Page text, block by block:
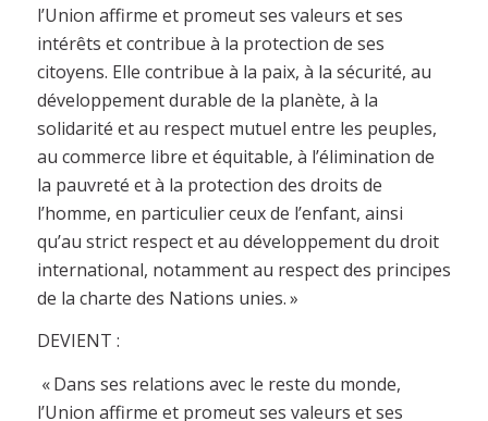
l’Union affirme et promeut ses valeurs et ses
intérêts et contribue à la protection de ses
citoyens. Elle contribue à la paix, à la sécurité, au
développement durable de la planète, à la
solidarité et au respect mutuel entre les peuples,
au commerce libre et équitable, à l’élimination de
la pauvreté et à la protection des droits de
l’homme, en particulier ceux de l’enfant, ainsi
qu’au strict respect et au développement du droit
international, notamment au respect des principes
de la charte des Nations unies. »
DEVIENT :
« Dans ses relations avec le reste du monde,
l’Union affirme et promeut ses valeurs et ses